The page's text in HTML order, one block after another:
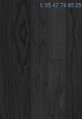
t: 05 47 74 85 25